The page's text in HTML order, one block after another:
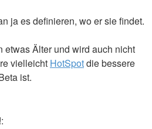
ja es definieren, wo er sie findet.
etwas Älter und wird auch nicht
vielleicht HotSpotdie bessere
ist.